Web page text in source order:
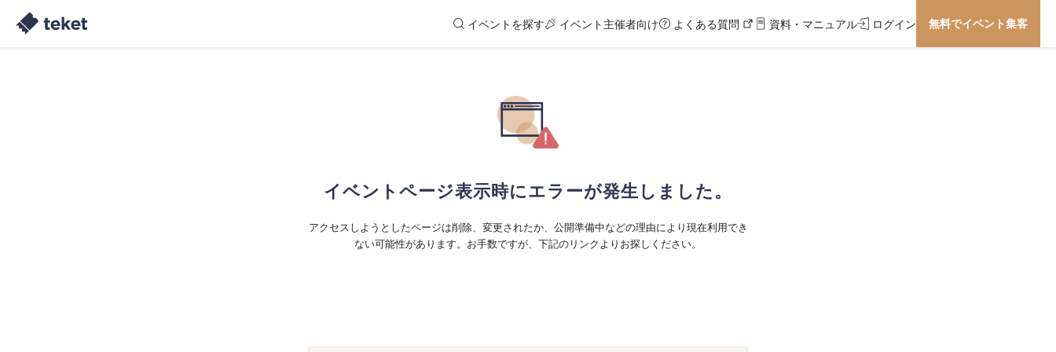
イベントを探す イベント主催者向け よくある質問 資料・マニュアル ログイン 無料でイベント集客
イベントページ表示時にエラーが発生しました。
アクセスしようとしたページは削除、変更されたか、公開準備中などの理由により現在利用でき
ない可能性があります。お手数ですが、下記のリンクよりお探しください。